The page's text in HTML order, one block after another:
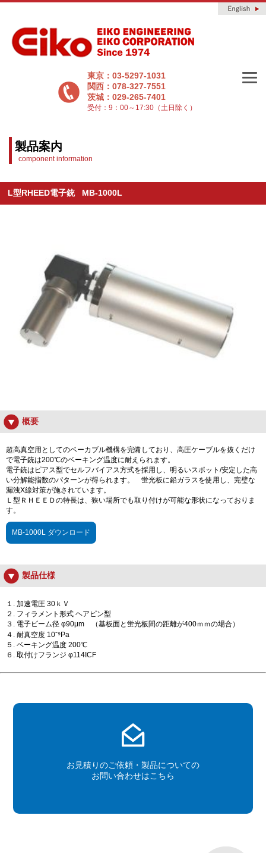
東京：03-5297-1031
関西：078-327-7551
茨城：029-265-7401
受付：9：00～17:30（土日除く）
製品案内
component information
L型RHEED電子銃 MB-1000L
概要
超高真空用としてのベーカブル機構を完備しており、高圧ケーブルを抜くだけ
で電子銃は200℃のベーキング温度に耐えられます。
電子銃はピアス型でセルフバイアス方式を採用し、明るいスポット/安定した高
い分解能指数のパターンが得られます。 蛍光板に鉛ガラスを使用し、完璧な
漏洩X線対策が施されています。
Ｌ型ＲＨＥＥＤの特長は、狭い場所でも取り付けが可能な形状になっておりま
す。
MB-1000L ダウンロード
製品仕様
１. 加速電圧 30ｋＶ
２. フィラメント形式 ヘアピン型
３. 電子ビーム径 φ90μm （基板面と蛍光板間の距離が400ｍｍの場合）
４. 耐真空度 10⁻⁹Pa
５. ベーキング温度 200℃
６. 取付けフランジ φ114ICF
お見積りのご依頼・製品についての
お問い合わせはこちら